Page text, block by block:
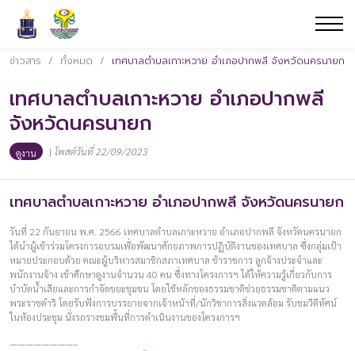
ข่าวสาร / ทั้งหมด / เทศบาลตำบลเกาะหวาย อำเภอปากพลี จังหวัดนครนายก
เทศบาลตำบลเกาะหวาย อำเภอปากพลี
จังหวัดนครนายก
ดูงาน | โพสต์วันที่ 22/09/2023
เทศบาลตำบลเกาะหวาย อำเภอปากพลี จังหวัดนครนายก
วันที่ 22 กันยายน พ.ศ. 2566 เทศบาลตำบลเกาะหวาย อำเภอปากพลี จังหวัดนครนายก
ได้นำผู้เข้าร่วมโครงการอบรมเพื่อพัฒนาศักยภาพการปฏิบัติงานของเทศบาล ซึ่งกลุ่มเป้า
หมายประกอบด้วย คณะผู้บริหารสมาชิกสภาเทศบาล ข้าราชการ ลูกจ้างประจำและ
พนักงานจ้าง เข้าศึกษาดูงานจำนวน 40 คน ซึ่งทางโครงการฯ ได้ให้ความรู้เกี่ยวกับการ
บำบัดน้ำเสียและการกำจัดขยะชุมชน โดยใช้หลักของธรรมชาติช่วยธรรมชาติตามแนว
พระราชดำริ โดยรับฟังการบรรยายจากเจ้าหน้าที่/นักวิชาการสิ่งแวดล้อม รับชมวีดีทัศน์
ในห้องประชุม นั่งรถรางชมพื้นที่การดำเนินงานของโครงการฯ
————————–